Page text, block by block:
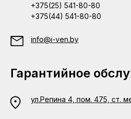
+375(25) 541-80-80
+375(44) 541-80-80
info@i-ven.by
Гарантийное
ул.Репина 4, пом. 475, ст.